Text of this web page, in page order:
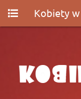
Kobiety w